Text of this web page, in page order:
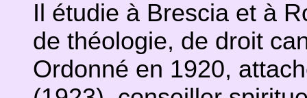
Il étudie à Brescia et à
de théologie, de droit
Ordonné en 1920,